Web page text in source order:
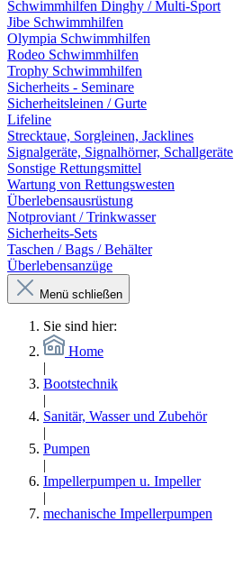
Schwimmhilfen Dinghy / Multi-Sport
Jibe Schwimmhilfen
Olympia Schwimmhilfen
Rodeo Schwimmhilfen
Trophy Schwimmhilfen
Sicherheits - Seminare
Sicherheitsleinen / Gurte
Lifeline
Strecktaue, Sorgleinen, Jacklines
Signalgeräte, Signalhörner, Schallgeräte
Sonstige Rettungsmittel
Wartung von Rettungswesten
Überlebensausrüstung
Notproviant / Trinkwasser
Sicherheits-Sets
Taschen / Bags / Behälter
Überlebensanzüge
Menü schließen
Sie sind hier:
Home
|
Bootstechnik
|
Sanitär, Wasser und Zubehör
|
Pumpen
|
Impellerpumpen u. Impeller
|
mechanische Impellerpumpen